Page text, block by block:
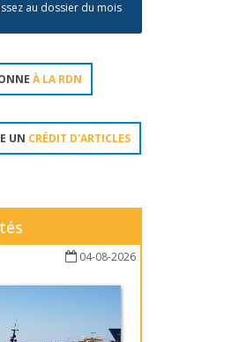
au dossier du mois
À LA RDN
UN CRÉDIT D'ARTICLES
04-08-2026